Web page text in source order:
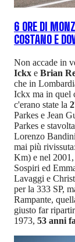
6 ORE DI
COSTANO E
Non accade in
Ickx e Brian
che in
Ickx ma in quel
c'erano state la
Parkes e Jean
Parkes e
Lorenzo
mai più
Km) e nel
Sospiri ed
Lavaggi e
per la 333 SP,
Rampante,
giusto far
1973, 53 anni fa